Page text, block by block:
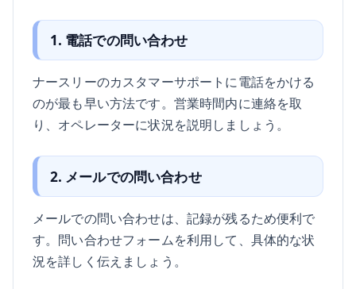
1. 電話での問い合わせ
ナースリーのカスタマーサポートに電話をかける
のが最も早い方法です。営業時間内に連絡を取
り、オペレーターに状況を説明しましょう。
2. メールでの問い合わせ
メールでの問い合わせは、記録が残るため便利で
す。問い合わせフォームを利用して、具体的な状
況を詳しく伝えましょう。